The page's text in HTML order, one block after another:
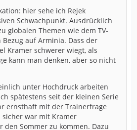
hier sehe ich Rejek
Schwachpunkt. Ausdrücklich
globalen Themen wie dem TV-
auf Arminia. Dass der
Kramer schwerer wiegt, als
kann man denken, aber so nicht
unter Hochdruck arbeiten
spätestens seit der kleinen Serie
ernsthaft mit der Trainerfrage
war mit Kramer
den Sommer zu kommen. Dazu